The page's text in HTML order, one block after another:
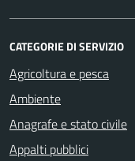
CATEGORIE DI SERVIZIO
Agricoltura e pesca
Ambiente
Anagrafe e stato civile
Appalti pubblici